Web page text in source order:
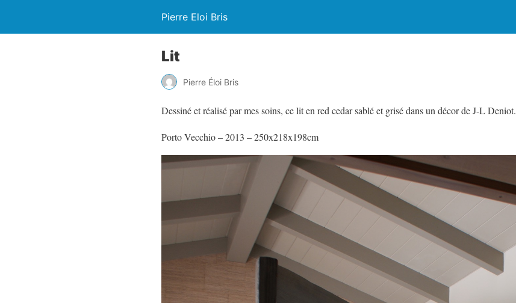
Pierre Eloi Bris
Lit
Pierre Éloi Bris
Dessiné et réalisé par mes soins, ce lit en red cedar sablé et grisé dans un décor de J-L Deniot.
Porto Vecchio – 2013 – 250x218x198cm